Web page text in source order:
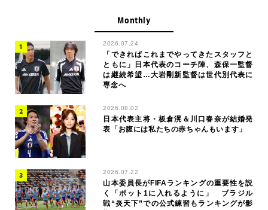
Monthly
2026.07.24
「できればこれまでやってきたスタッフと
ともに」日本代表のコーチ陣、森保一監督
は継続希望…大岩剛新監督は世代別代表に
専念へ
2026.08.02
日本代表主将・板倉滉＆川口春奈が結婚発
表「お腹には私たちの赤ちゃんもいます」
2026.07.22
山本委員長がFIFAランキングの重要性を説
く「ポット1に入れるように」 ブラジル
戦“炎天下”での公式練習もランキングが影